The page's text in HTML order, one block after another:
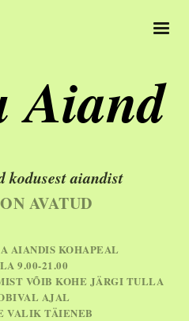
Aiand
aiandist
AVATUD
AIANDIS KOHAPEAL
9.00-21.00
VÕIB KOHE JÄRGI TULLA
AJAL
VALIK TÄIENEB